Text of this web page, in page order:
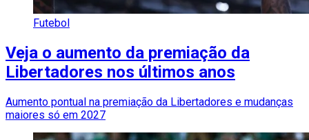
Futebol
Veja o aumento da premiação da
Libertadores nos últimos anos
Aumento pontual na premiação da Libertadores e mudanças
maiores só em 2027